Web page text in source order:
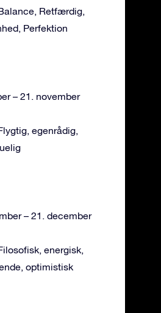
Retfærdig,
Perfektion
– 21. november
egenrådig,
– 21. december
energisk,
optimistisk